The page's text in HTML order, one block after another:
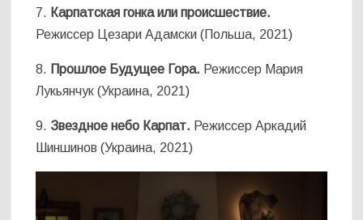
7. Карпатская гонка или происшествие.
Режиссер Цезари Адамски (Польша, 2021)
8. Прошлое Будущее Гора. Режиссер Мария
Лукьянчук (Украина, 2021)
9. Звездное небо Карпат. Режиссер Аркадий
Шиншинов (Украина, 2021)